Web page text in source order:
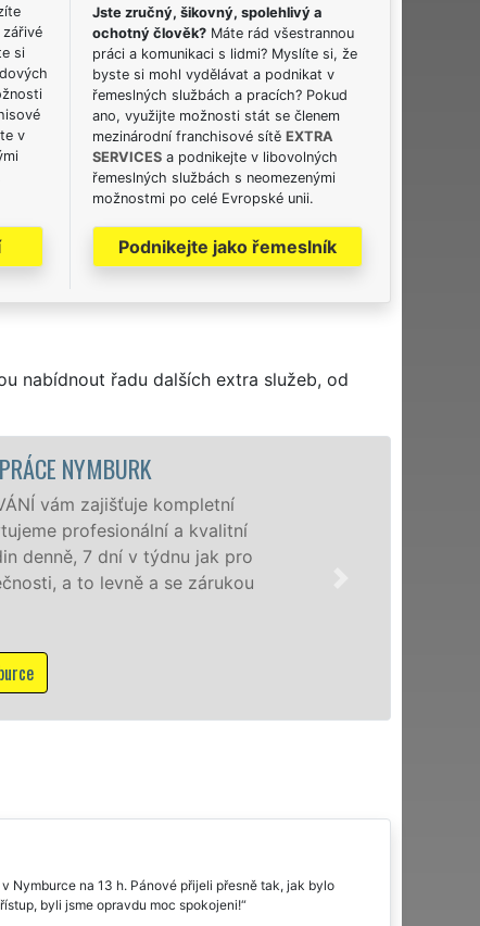
si
v
Jste zručný, šikovný, spolehlivý a
ochotný člověk? Máte rád všestrannou
práci a komunikaci s lidmi? Myslíte si, že
byste si mohl vydělávat a podnikat v
řemeslných službách a pracích? Pokud
ano, využijte možnosti stát se členem
mezinárodní franchisové sítě EXTRA
SERVICES a podnikejte v libovolných
řemeslných službách s neomezenými
možnostmi po celé Evropské unii.
Podnikejte jako řemeslník
nabídnout řadu dalších extra služeb, od
STĚHOVACÍ SLUŽBA NYMBURK -
Poskytujeme stěhovací služby
speciální stěhovací technikou.
domácnostem i firmám v
franchisové sítě EXTRA
Nymburce na 13 h. Pánové přijeli přesně tak, jak bylo
byli jsme opravdu moc spokojeni!